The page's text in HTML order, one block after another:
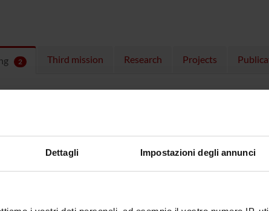
Dettagli Impostazioni degli annunci
2 Third mission Research Projects
module to see the timetable and course details.